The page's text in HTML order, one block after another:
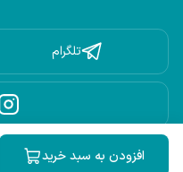
افزودن به سبد خرید
تلگرام
تمامی حقوق این وب سایت